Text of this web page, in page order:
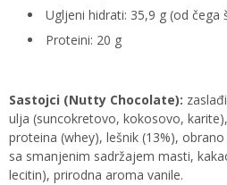
Ugljeni hidrati: 35,9 g (od čega
Proteini: 20 g
Sastojci (Nutty Chocolate):
ulja (suncokretovo, kokosovo,
proteina (whey), lešnik (13%),
sa smanjenim sadržajem masti,
lecitin), prirodna aroma vanile.